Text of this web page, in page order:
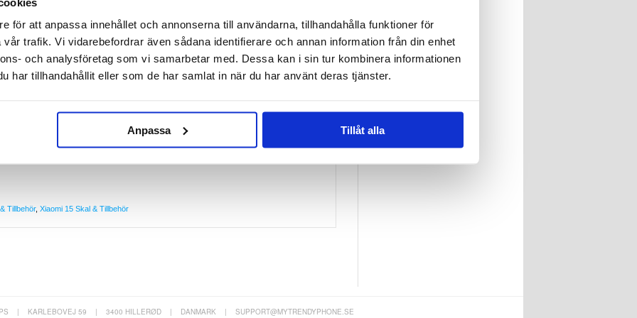
för att anpassa innehållet och annonserna till användarna, tillhandahålla funktioner för
trafik. Vi vidarebefordrar även sådana identifierare och annan information från din enhet
och analysföretag som vi samarbetar med. Dessa kan i sin tur kombinera informationen
har tillhandahållit eller som de har samlat in när du har använt deras tjänster.
Anpassa Tillåt alla
Xiaomi 15. Ge din mobil en förstklassig look, medan du håller den skyddad mot repor och
har innerfickor för kort och ett fack för kontanter. På ovansidan av Xiaomi 15 fodral
och en utskärning framtill för att kunna ta samtal med fodralet stängt.
med fodralet stängt
Tillbehör, Xiaomi 15 Skal & Tillbehör
| KARLEBOVEJ 59 | 3400 HILLERØD | DANMARK | SUPPORT@MYTRENDYPHONE.SE